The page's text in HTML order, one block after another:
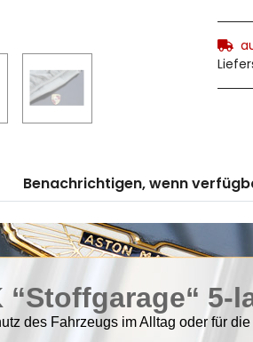
Benachrichtigen, wenn